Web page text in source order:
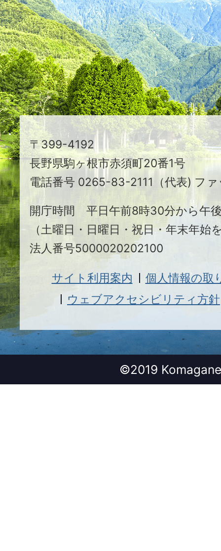
つ
映
え
る
ま
ち
駒
ヶ
根
市
〒399-4192
長野県駒ヶ根市赤須町20番1号
電話番号 0265-83-2111（代表) フ
開庁時間 平日午前8時30分から午
（土曜日・日曜日・祝日・年末年始
法人番号5000020202100
サイト利用案内
個人情報の取
ウェブアクセシビリティ方針
©2019